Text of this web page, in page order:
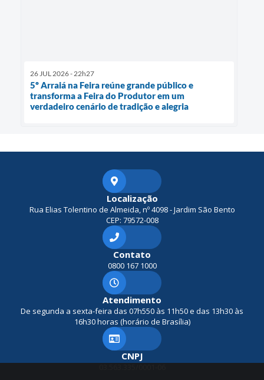
26 JUL 2026 - 22h27
5º Arraiá na Feira reúne grande público e
transforma a Feira do Produtor em um
verdadeiro cenário de tradição e alegria
Localização
Rua Elias Tolentino de Almeida, nº 4098 - Jardim São Bento
CEP: 79572-008
Contato
0800 167 1000
Atendimento
De segunda a sexta-feira das 07h550 às 11h50 e das 13h30 às
16h30 horas (horário de Brasília)
CNPJ